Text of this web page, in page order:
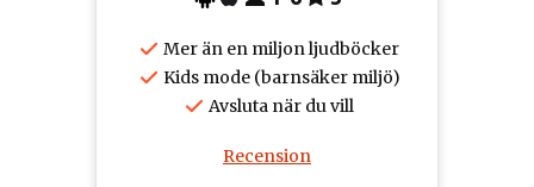
Mer än en miljon ljudböcker
Kids mode (barnsäker miljö)
Avsluta när du vill
Recension